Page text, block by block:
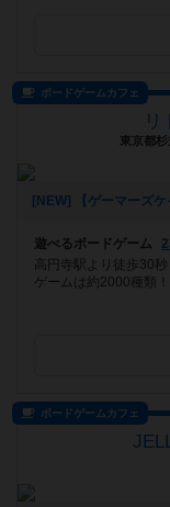
ボードゲームカフェ
リ
東京都
遊べるボードゲーム
高円寺駅より徒歩30
ゲームは約2000種類
ボードゲームカフェ